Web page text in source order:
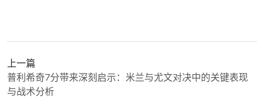
上一篇
普利希奇7分带来深刻启示：米兰与尤文对决中的关键表现
与战术分析